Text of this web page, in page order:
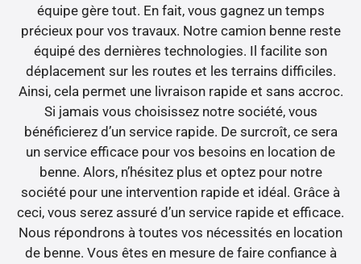
équipe gère tout. En fait, vous gagnez un temps
précieux pour vos travaux. Notre camion benne reste
équipé des dernières technologies. Il facilite son
déplacement sur les routes et les terrains difficiles.
Ainsi, cela permet une livraison rapide et sans accroc.
Si jamais vous choisissez notre société, vous
bénéficierez d’un service rapide. De surcroît, ce sera
un service efficace pour vos besoins en location de
benne. Alors, n’hésitez plus et optez pour notre
société pour une intervention rapide et idéal. Grâce à
ceci, vous serez assuré d’un service rapide et efficace.
Nous répondrons à toutes vos nécessités en location
de benne. Vous êtes en mesure de faire confiance à